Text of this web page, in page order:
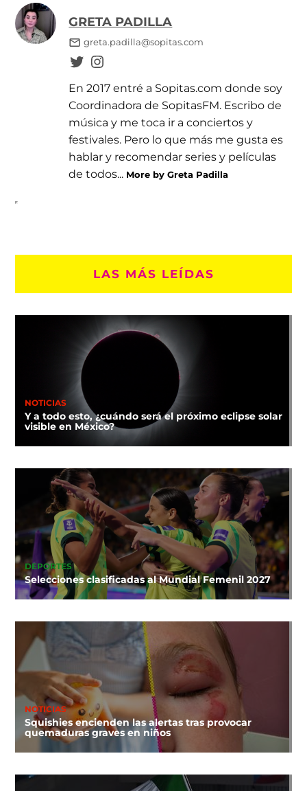
GRETA PADILLA
greta.padilla@sopitas.com
En 2017 entré a Sopitas.com donde soy
Coordinadora de SopitasFM. Escribo de
música y me toca ir a conciertos y
festivales. Pero lo que más me gusta es
hablar y recomendar series y películas
de todos... More by Greta Padilla
LAS MÁS LEÍDAS
NOTICIAS
Y a todo esto, ¿cuándo será el próximo eclipse solar
visible en México?
DEPORTES
Selecciones clasificadas al Mundial Femenil 2027
NOTICIAS
Squishies encienden las alertas tras provocar
quemaduras graves en niños